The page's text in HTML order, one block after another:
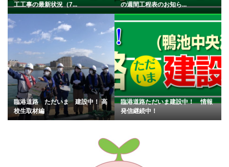
工工事の最新状況（7...
の週間工程表のお知ら...
臨港道路 ただいま 建設中！ 高
校生取材編
臨港道路ただいま建設中！ 情報
発信継続中！